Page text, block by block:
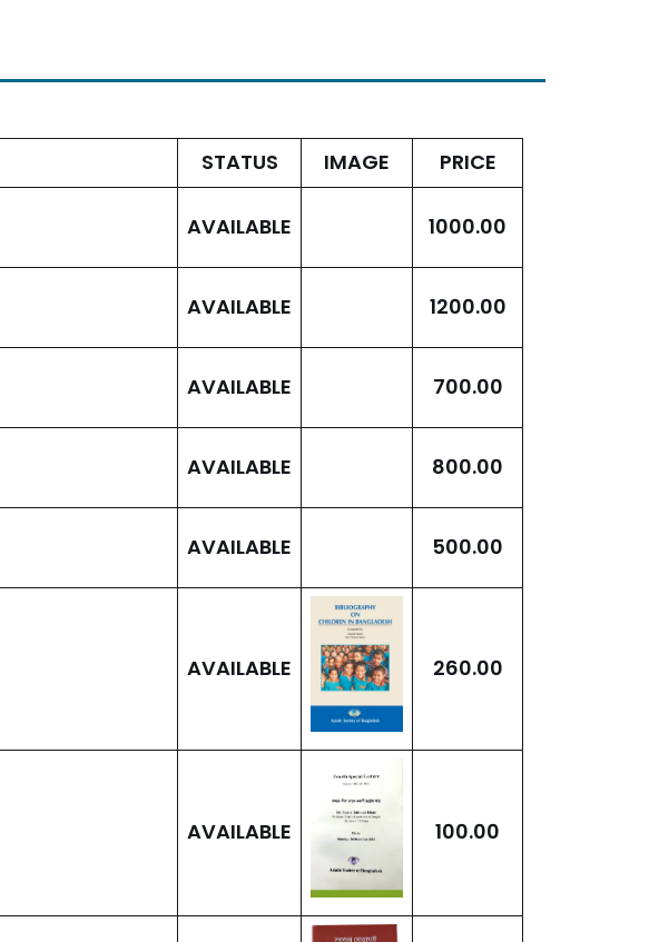
STATUS IMAGE PRICE
AVAILABLE 1000.00
AVAILABLE 1200.00
AVAILABLE 700.00
AVAILABLE 800.00
AVAILABLE 500.00
AVAILABLE 260.00
AVAILABLE 100.00